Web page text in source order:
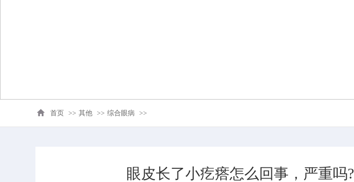
首页 >> 其他 >> 综合眼病 >>
眼皮长了小疙瘩怎么回事，严重吗?